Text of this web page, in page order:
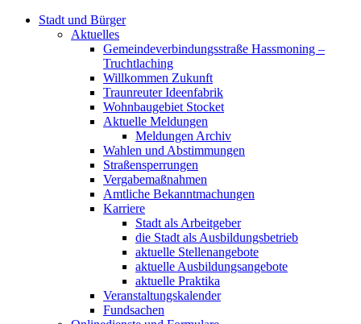
Stadt und Bürger
Aktuelles
Gemeindeverbindungsstraße Hassmoning –
Truchtlaching
Willkommen Zukunft
Traunreuter Ideenfabrik
Wohnbaugebiet Stocket
Aktuelle Meldungen
Meldungen Archiv
Wahlen und Abstimmungen
Straßensperrungen
Vergabemaßnahmen
Amtliche Bekanntmachungen
Karriere
Stadt als Arbeitgeber
die Stadt als Ausbildungsbetrieb
aktuelle Stellenangebote
aktuelle Ausbildungsangebote
aktuelle Praktika
Veranstaltungskalender
Fundsachen